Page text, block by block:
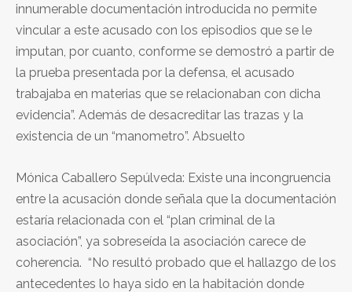
innumerable documentación introducida no permite
vincular a este acusado con los episodios que se le
imputan, por cuanto, conforme se demostró a partir de
la prueba presentada por la defensa, el acusado
trabajaba en materias que se relacionaban con dicha
evidencia”. Además de desacreditar las trazas y la
existencia de un “manometro”. Absuelto
Mónica Caballero Sepúlveda: Existe una incongruencia
entre la acusación donde señala que la documentación
estaría relacionada con el “plan criminal de la
asociación”, ya sobreseída la asociación carece de
coherencia. “No resultó probado que el hallazgo de los
antecedentes lo haya sido en la habitación donde